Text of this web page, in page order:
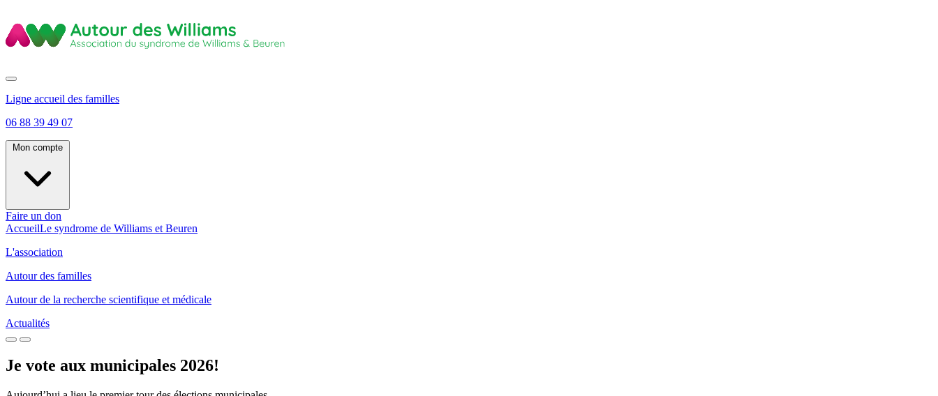
Ligne accueil des familles
06 88 39 49 07
Faire un don
AccueilLe syndrome de Williams et Beuren
L'association
Autour des familles
Autour de la recherche scientifique et médicale
Actualités
Je vote aux municipales 2026!